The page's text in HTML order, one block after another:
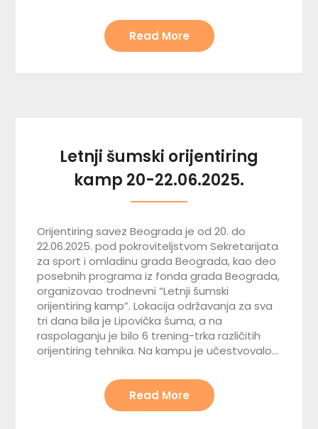
Read More
Letnji šumski orijentiring
kamp 20-22.06.2025.
Orijentiring savez Beograda je od 20. do
22.06.2025. pod pokroviteljstvom Sekretarijata
za sport i omladinu grada Beograda, kao deo
posebnih programa iz fonda grada Beograda,
organizovao trodnevni “Letnji šumski
orijentiring kamp”. Lokacija održavanja za sva
tri dana bila je Lipovička šuma, a na
raspolaganju je bilo 6 trening-trka različitih
orijentiring tehnika. Na kampu je učestvovalo…
Read More